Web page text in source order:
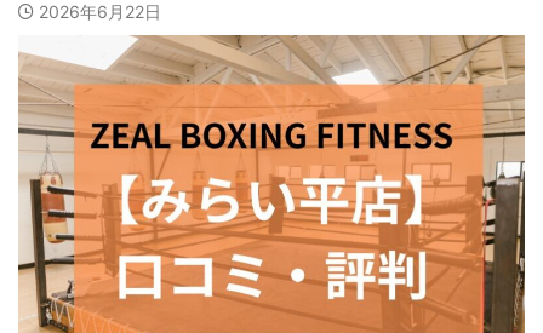
2026年6月22日